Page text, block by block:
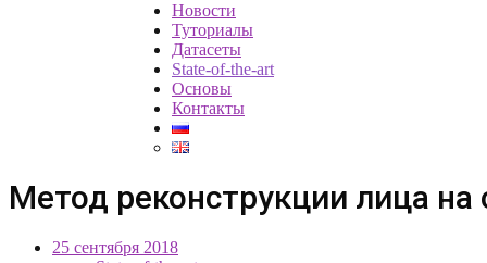
Новости
Туториалы
Датасеты
State-of-the-art
Основы
Контакты
Метод реконструкции лица
25 сентября 2018